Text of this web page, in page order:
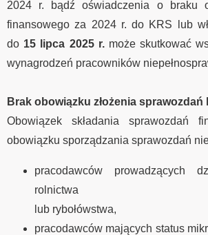
2024 r. bądź oświadczenia o braku
finansowego za 2024 r. do KRS lub
do 15 lipca 2025 r.może skutkować
wynagrodzeń pracowników
Brak obowiązku złożenia
Obowiązek składania sprawozdań
obowiązku sporządzania sprawozdań
pracodawców prowadzących
rolnictwa
lub rybołówstwa,
pracodawców mających status